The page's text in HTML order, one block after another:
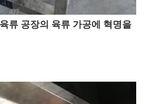
류 공장의 육류 가공에 혁명을